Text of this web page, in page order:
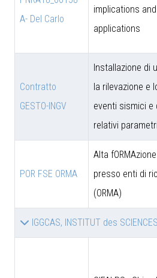
A- Del Carlo
implications
applications
Contratto
GESTO-INGV
Installazione di
la rilevazione e
eventi sismici e
relativi
POR FSE ORMA
Alta
presso enti di
(ORMA)
IGGCAS, INSTITUT des